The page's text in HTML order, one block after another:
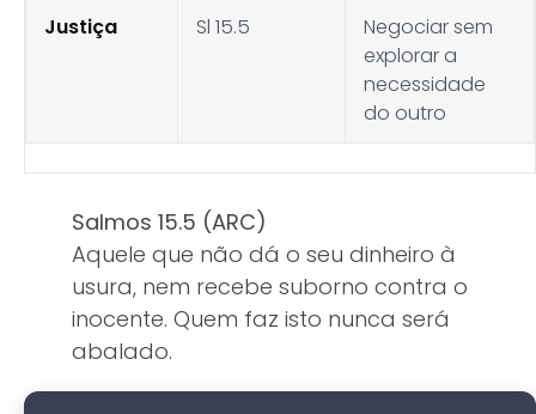
Justiça Sl 15.5
Negociar sem
explorar a
necessidade
do outro
Salmos 15.5 (ARC)
Aquele que não dá o seu dinheiro à
usura, nem recebe suborno contra o
inocente. Quem faz isto nunca será
abalado.